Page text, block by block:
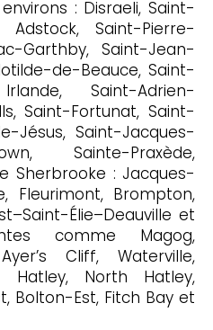
: Disraeli, Saint-
Adstock, Saint-Pierre-
Garthby, Saint-Jean-
de-Beauce, Saint-
Saint-Adrien-
Saint-Fortunat, Saint-
Jésus, Saint-Jacques-
Sainte-Praxède,
Sherbrooke : Jacques-
Fleurimont, Brompton,
Élie–Deauville et
comme Magog,
Cliff, Waterville,
Hatley, North Hatley,
Bolton-Est, Fitch Bay et